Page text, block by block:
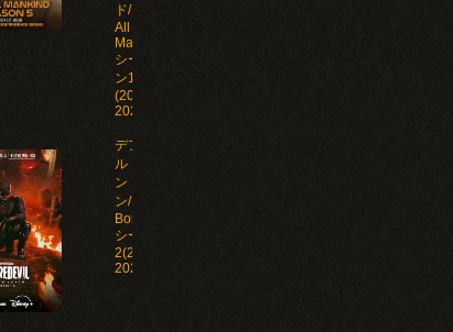
ド/For
All
Mankind
シーズ
ン1-5
(2019-
2026)
デアデビ
ル：ボー
ン・アゲイ
ン/Daredevil:
Born Again
シーズン1-
2(2025-
2026)